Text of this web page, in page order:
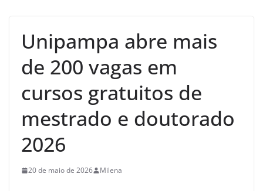
Unipampa abre mais
de 200 vagas em
cursos gratuitos de
mestrado e doutorado
2026
20 de maio de 2026 Milena